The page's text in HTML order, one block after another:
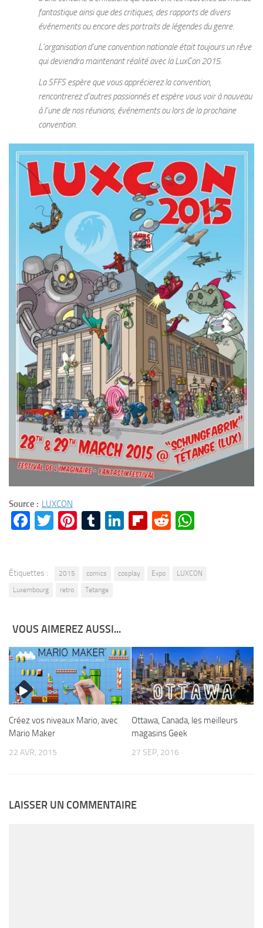
fantastique ainsi que des critiques, des rapports de divers
événements ou encore des portraits de légendes du genre.
L’organisation d’une convention nationale était toujours un rêve
qui deviendra maintenant réalité avec la LuxCon 2015.
La SFFS espère que vous apprécierez la convention,
rencontrerez d’autres passionnés et espère vous voir à nouveau
à l’une de nos réunions, événements ou lors de la prochaine
convention.
Source : LUXCON
Facebook
Twitter
Pinterest
Tumblr
LinkedIn
Flipboard
Reddit
Étiquettes : 2015 comics cosplay Expo
LUXCON
Luxembourg
retro Tetange
VOUS AIMEREZ AUSSI...
Créez vos niveaux Mario, avec
Mario Maker
22 AVR, 2015
Ottawa, Canada, les meilleurs
magasins Geek
27 SEP, 2016
LAISSER UN COMMENTAIRE